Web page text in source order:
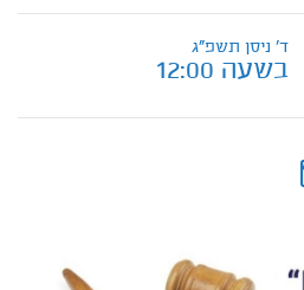
ד' ניסן תשפ"ג
בשעה 12:00